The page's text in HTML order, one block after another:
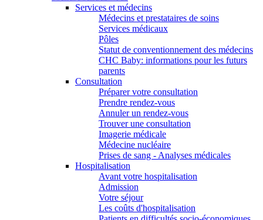
Services et médecins
Médecins et prestataires de soins
Services médicaux
Pôles
Statut de conventionnement des médecins
CHC Baby: informations pour les futurs
parents
Consultation
Préparer votre consultation
Prendre rendez-vous
Annuler un rendez-vous
Trouver une consultation
Imagerie médicale
Médecine nucléaire
Prises de sang - Analyses médicales
Hospitalisation
Avant votre hospitalisation
Admission
Votre séjour
Les coûts d'hospitalisation